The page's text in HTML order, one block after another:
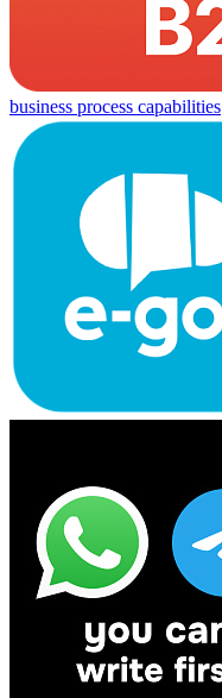
business process capabilities